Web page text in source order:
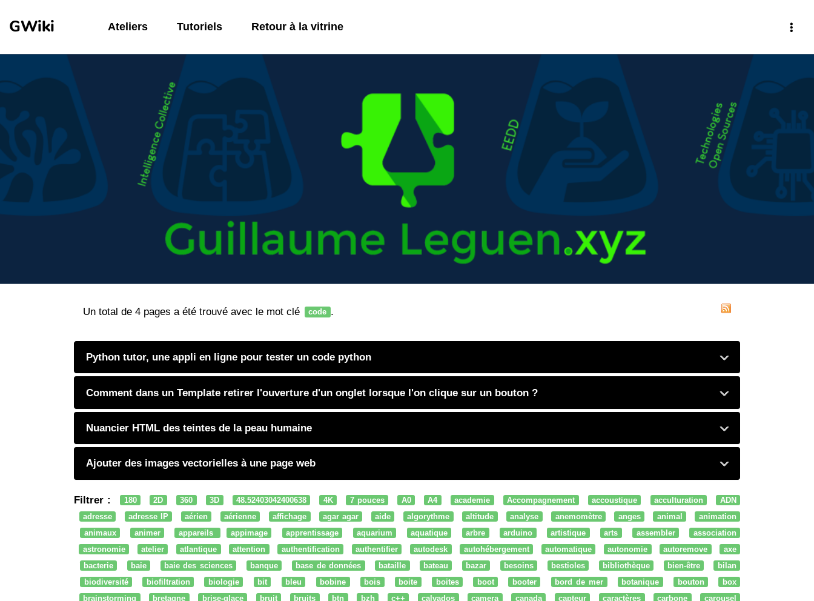
GWiki Ateliers Tutoriels Retour à la vitrine
Un total de 4 pages a été trouvé avec le mot clé code .
Python tutor, une appli en ligne pour tester un code python
Comment dans un Template retirer l'ouverture d'un onglet lorsque l'on clique sur un bouton ?
Nuancier HTML des teintes de la peau humaine
Ajouter des images vectorielles à une page web
Filtrer : 180 2D 360 3D 48.52403042400638 4K 7 pouces A0 A4 academie Accompagnement accoustique acculturation
ADN
adresse
adresse IP aérien aérienne affichage agar agar aide algorythme altitude analyse anemomètre anges animal
animation
animaux
animer appareils appimage apprentissage aquarium aquatique arbre arduino artistique arts assembler
association
astronomie
atelier atlantique attention authentification authentifier autodesk autohébergement automatique autonomie autoremove
axe
bacterie
baie baie des sciences banque base de données bataille bateau bazar besoins bestioles bibliothèque bien-être
bilan
biodiversité
biofiltration biologie bit bleu bobine bois boite boites boot booter bord de mer botanique bouton
box
brainstorming
bretagne brise-glace bruit bruits btn bzh c++ calvados camera canada capteur caractères carbone
carousel